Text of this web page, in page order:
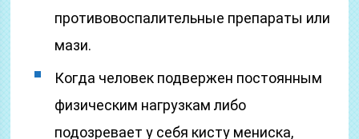
противовоспалительные препараты или
мази.
Когда человек подвержен постоянным
физическим нагрузкам либо
подозревает у себя кисту мениска,